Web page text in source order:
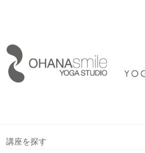
講座を探す